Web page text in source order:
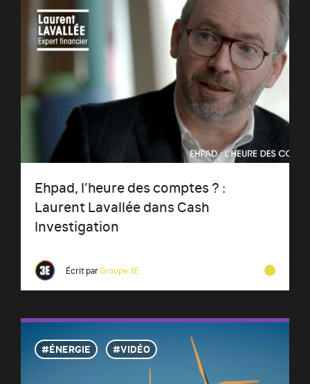
Ehpad, l’heure des comptes ? :
Laurent Lavallée dans Cash
Investigation
Écrit parGroupe 3E
ÉNERGIE VIDÉO